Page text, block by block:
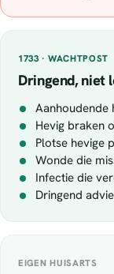
1733 · WACHTPOST
Dringend, niet
Aanhoudende
Hevig braken
Plotse hevige
Wonde die
Infectie die
Dringend
EIGEN HUISARTS